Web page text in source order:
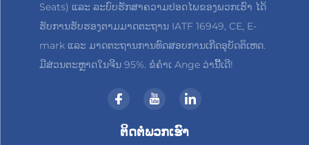
Seats) ແລະ ລະບົບຮັກສາຄວາມປອດໄພຂອງພວກເຮົາ ໄດ້
ຮັບການຮັບຮອງຕາມມາດຕະຖານ IATF 16949, CE, E-
mark ແລະ ມາດຕະຖານການທົດສອບການເກີດອຸບັດຕິເຫດ.
ມີສ່ວນຕະຫຼາດໃນຈີນ 95%. ຂໍຄຳເ Ange ວ່ານີ້ເດີ!
ຕິດຕໍ່ພວກເຮົາ